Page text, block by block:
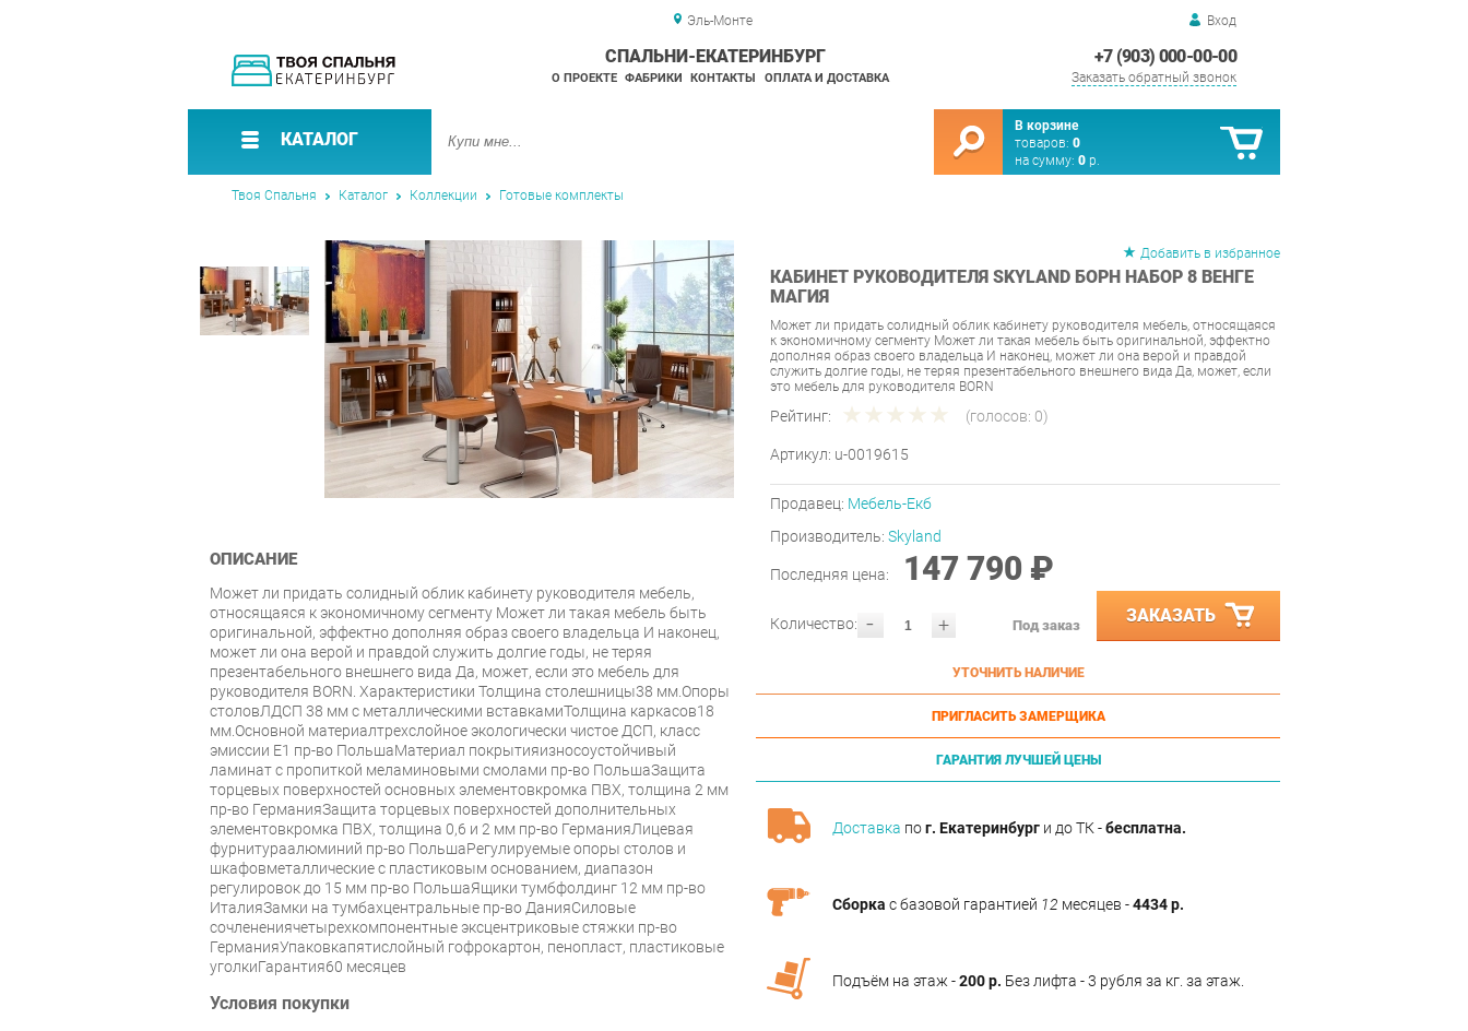
Эль-Монте Вход
+7 (903) 000-00-00
Заказать обратный звонок
СПАЛЬНИ-ЕКАТЕРИНБУРГ
О ПРОЕКТЕ ФАБРИКИ КОНТАКТЫ ОПЛАТА И ДОСТАВКА
КАТАЛОГ
В корзине
товаров: 0
на сумму: 0 р.
Твоя Спальня Каталог Коллекции Готовые комплекты
Добавить в избранное
КАБИНЕТ РУКОВОДИТЕЛЯ SKYLAND БОРН НАБОР 8 ВЕНГЕ
МАГИЯ
Может ли придать солидный облик кабинету руководителя мебель, относящаяся
к экономичному сегменту Может ли такая мебель быть оригинальной, эффектно
дополняя образ своего владельца И наконец, может ли она верой и правдой
служить долгие годы, не теряя презентабельного внешнего вида Да, может, если
это мебель для руководителя BORN
Рейтинг: (голосов: 0)
Артикул: u-0019615
Продавец: Мебель-Екб
Производитель: Skyland
Последняя цена: 147 790 ₽
- +
Количество: Под заказ ЗАКАЗАТЬ
УТОЧНИТЬ НАЛИЧИЕ
ПРИГЛАСИТЬ ЗАМЕРЩИКА
ГАРАНТИЯ ЛУЧШЕЙ ЦЕНЫ
Доставка пог. Екатеринбург и до ТК -бесплатна.
Сборка с базовой гарантией 12 месяцев -4434 р.
Подъём на этаж -200 р. Без лифта - 3 рубля за кг. за этаж.
ОПИСАНИЕ
Может ли придать солидный облик кабинету руководителя мебель,
относящаяся к экономичному сегменту Может ли такая мебель быть
оригинальной, эффектно дополняя образ своего владельца И наконец,
может ли она верой и правдой служить долгие годы, не теряя
презентабельного внешнего вида Да, может, если это мебель для
руководителя BORN. Характеристики Толщина столешницы38 мм.Опоры
столовЛДСП 38 мм с металлическими вставкамиТолщина каркасов18
мм.Основной материалтрехслойное экологически чистое ДСП, класс
эмиссии Е1 пр-во ПольшаМатериал покрытияизносоустойчивый
ламинат с пропиткой меламиновыми смолами пр-во ПольшаЗащита
торцевых поверхностей основных элементовкромка ПВХ, толщина 2 мм
пр-во ГерманияЗащита торцевых поверхностей дополнительных
элементовкромка ПВХ, толщина 0,6 и 2 мм пр-во ГерманияЛицевая
фурнитураалюминий пр-во ПольшаРегулируемые опоры столов и
шкафовметаллические с пластиковым основанием, диапазон
регулировок до 15 мм пр-во ПольшаЯщики тумбфолдинг 12 мм пр-во
ИталияЗамки на тумбахцентральные пр-во ДанияСиловые
сочленениячетырехкомпонентные эксцентриковые стяжки пр-во
ГерманияУпаковкапятислойный гофрокартон, пенопласт, пластиковые
уголкиГарантия60 месяцев
Условия покупки